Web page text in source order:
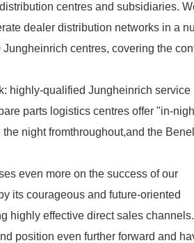
centres and subsidiaries.
dealer distribution networks in a
centres, covering the
highly-qualified Jungheinrich service
parts logistics centres offer "in-
night fromthroughout,and the
even more on the success of our
its courageous and future-oriented
highly effective direct sales
position even further forward and